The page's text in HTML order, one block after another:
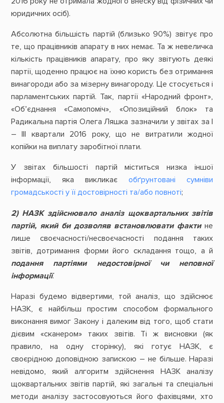
юридичних осіб).
Абсолютна більшість партій (близько 90%) звітує про
те, що працівників апарату в них немає. Та ж невеличка
кількість працівників апарату, про яку звітують деякі
партії, щоденно працює на їхню користь без отримання
винагороди або за мізерну винагороду. Це стосується і
парламентських партій. Так, партії «Народний фронт»,
«Об’єднання «Самопоміч», «Опозиційний блок» та
Радикальна партія Олега Ляшка зазначили у звітах за І
– ІІІ квартали 2016 року, що не витратили жодної
копійки на виплату заробітної плати.
У звітах більшості партій міститься низка іншої
інформації, яка викликаєобґрунтовані сумніви
громадськості у її достовірності та/або повноті;
2) НАЗК здійснювало аналіз щоквартальних звітів
партій, який би дозволяв встановлювати фактине
лише своєчасності/несвоєчасності подання таких
звітів, дотримання форми його складання тощо, а й
подання партіями недостовірної чи неповної
інформації.
Наразі будемо відвертими, той аналіз, що здійснює
НАЗК, є найбільш простим способом формального
виконання вимог Закону і далеким від того, щоб стати
дієвим «сканером» таких звітів. Ті ж висновки (як
правило, на одну сторінку), які готує НАЗК, є
своєрідною доповідною запискою – не більше. Наразі
невідомо, який алгоритм здійснення НАЗК аналізу
щоквартальних звітів партій, які загальні та спеціальні
методи аналізу застосовуються його фахівцями, хто